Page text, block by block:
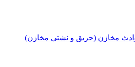
(حریق و نشتی مخازن)